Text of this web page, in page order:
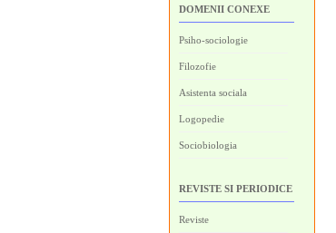
DOMENII CONEXE
Psiho-sociologie
Filozofie
Asistenta sociala
Logopedie
Sociobiologia
REVISTE SI PERIODICE
Reviste